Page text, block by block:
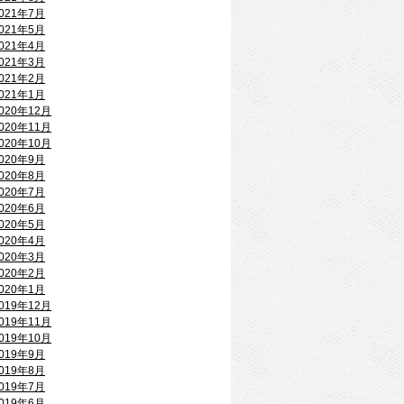
年7月
年5月
年4月
年3月
年2月
年1月
年12月
年11月
年10月
年9月
年8月
年7月
年6月
年5月
年4月
年3月
年2月
年1月
年12月
年11月
年10月
年9月
年8月
年7月